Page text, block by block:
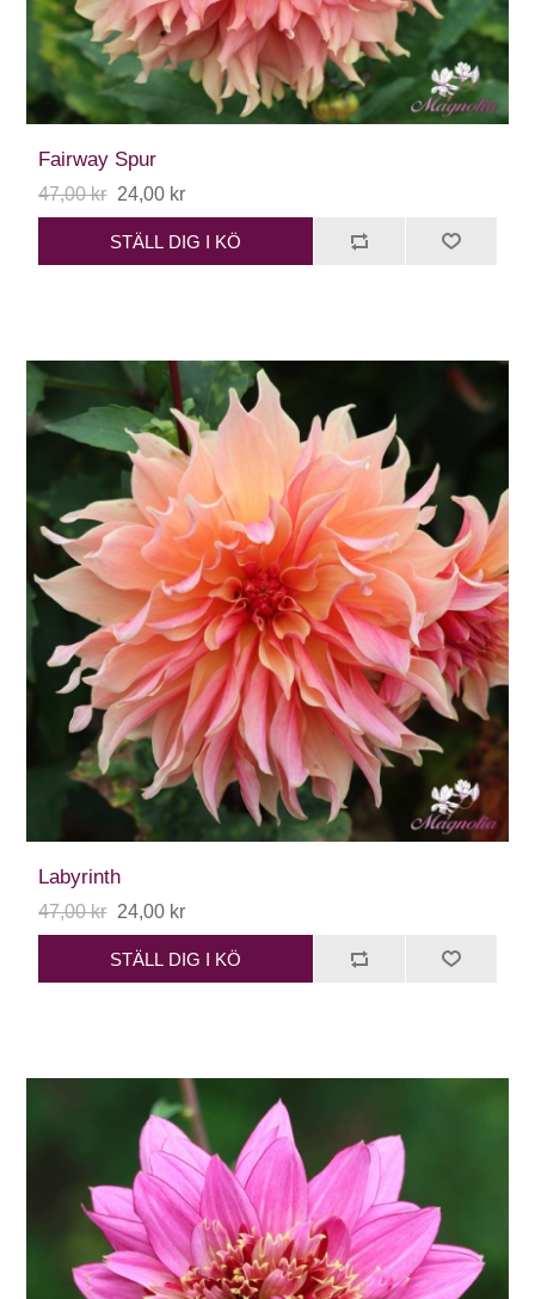
Fairway Spur
47,00 kr 24,00 kr
STÄLL DIG I KÖ
Labyrinth
47,00 kr 24,00 kr
STÄLL DIG I KÖ